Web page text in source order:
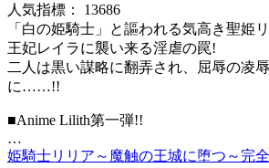
人気指標： 13686
「白の姫騎士」と謳われる気高き聖姫
王妃レイラに襲い来る淫虐の罠!
二人は黒い謀略に翻弄され、屈辱の凌
に……!!
■Anime Lilith第一弾!!
…
姫騎士リリア～魔触の王城に堕つ～完